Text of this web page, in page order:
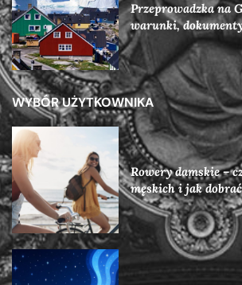
Przeprowadzka na
warunki,
WYBÓR UŻYTKOWNIKA
Rowery damskie –
męskich i jak